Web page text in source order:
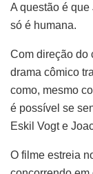
A questão é
só é humana.
Com direção do
drama cômico
como, mesmo
é possível se
Eskil Vogt e
O filme estreia